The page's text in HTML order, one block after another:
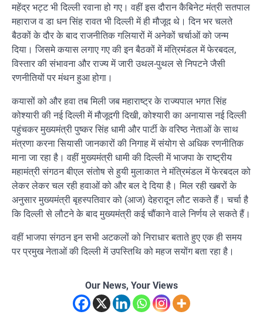
महेंद्र भट्ट भी दिल्ली रवाना हो गए। वहीं इस दौरान कैबिनेट मंत्री सतपाल
महाराज व डा धन सिंह रावत भी दिल्ली में ही मौजूद थे। दिन भर चलते
बैठकों के दौर के बाद राजनीतिक गलियारों में अनेकों चर्चाओं को जन्म
दिया। जिसमे कयास लगाए गए की इन बैठकों में मंत्रिमंडल में फेरबदल,
विस्तार की संभावना और राज्य में जारी उथल-पुथल से निपटने जैसी
रणनीतियों पर मंथन हुआ होगा।
कयासों को और हवा तब मिली जब महाराष्ट्र के राज्यपाल भगत सिंह
कोश्यारी की नई दिल्ली में मौजूदगी दिखी, कोश्यारी का अनायास नई दिल्ली
पहुंचकर मुख्यमंत्री पुष्कर सिंह धामी और पार्टी के वरिष्ठ नेताओं के साथ
मंत्रणा करना सियासी जानकारों की निगाह में संयोग से अधिक रणनीतिक
माना जा रहा है। वहीं मुख्यमंत्री धामी की दिल्ली में भाजपा के राष्ट्रीय
महामंत्री संगठन बीएल संतोष से हुयी मुलाकात ने मंत्रिमंडल में फेरबदल को
लेकर लेकर चल रही हवाओं को और बल दे दिया है। मिल रही खबरों के
अनुसार मुख्यमंत्री बृहस्पतिवार को (आज) देहरादून लौट सकते हैं। चर्चा है
कि दिल्ली से लौटने के बाद मुख्यमंत्री कई चौंकाने वाले निर्णय ले सकते हैं।
वहीं भाजपा संगठन इन सभी अटकलों को निराधार बताते हुए एक ही समय
पर प्रमुख नेताओं की दिल्ली में उपस्तिथि को महज सयोंग बता रहा है।
Our News, Your Views